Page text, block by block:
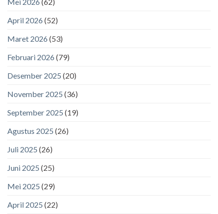
Mei 2026 (62)
April 2026 (52)
Maret 2026 (53)
Februari 2026 (79)
Desember 2025 (20)
November 2025 (36)
September 2025 (19)
Agustus 2025 (26)
Juli 2025 (26)
Juni 2025 (25)
Mei 2025 (29)
April 2025 (22)